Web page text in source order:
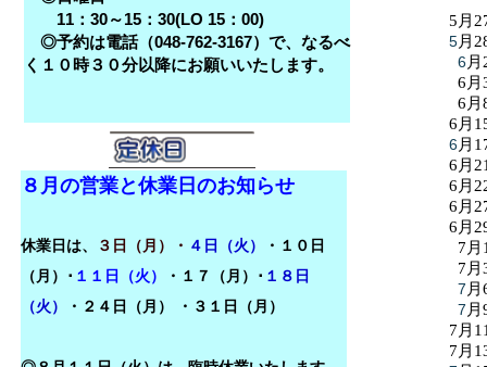
5月
5月
6
6月
6月
6月
6月
6月
6月
6月
6月
7月
7月
7
7
7月
7月
８月の営業と休業日のお知らせ
休業日は、 ３日（月）・ ４日（火）
・１０日
（月）･ １１日（火） ・１７（月）･ １８日
（火）
・ ２４日（月） ・３１日（月）
11：30～15：30(LO 15：00)
◎予約は電話（048-762-3167）で、なるべ
く１０時３０分以降にお願いいたします。